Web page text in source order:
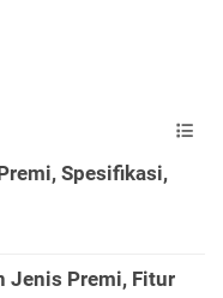
Spesifikasi,
Jenis Premi, Fitur